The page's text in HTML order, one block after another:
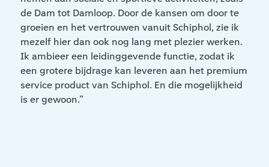
de Dam tot Damloop. Door de kansen om door te
groeien en het vertrouwen vanuit Schiphol, zie ik
mezelf hier dan ook nog lang met plezier werken.
Ik ambieer een leidinggevende functie, zodat ik
een grotere bijdrage kan leveren aan het premium
service product van Schiphol. En die mogelijkheid
is er gewoon.”